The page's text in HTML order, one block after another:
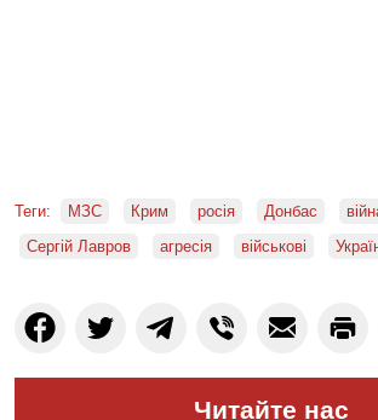
Теги: МЗС Крим росія Донбас
Сергій Лавров
агресія військові
Читайте нас